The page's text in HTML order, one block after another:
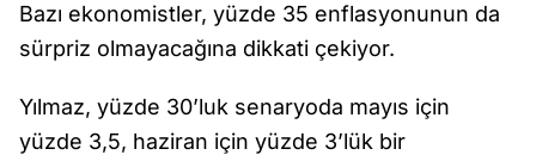
Bazı ekonomistler, yüzde 35 enflasyonunun da
sürpriz olmayacağına dikkati çekiyor.
Yılmaz, yüzde 30’luk senaryoda mayıs için
yüzde 3,5, haziran için yüzde 3’lük bir